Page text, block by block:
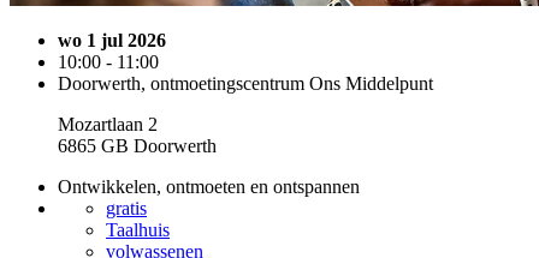
wo 1 jul 2026
10:00 - 11:00
Doorwerth, ontmoetingscentrum Ons Middelpunt
Mozartlaan 2
6865 GB Doorwerth
Ontwikkelen, ontmoeten en ontspannen
gratis
Taalhuis
volwassenen